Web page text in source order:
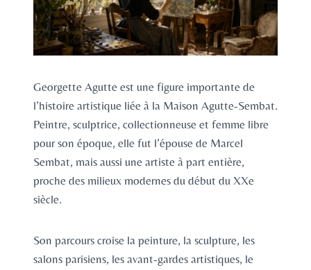
Georgette Agutte est une figure importante de
l’histoire artistique liée à la Maison Agutte-Sembat.
Peintre, sculptrice, collectionneuse et femme libre
pour son époque, elle fut l’épouse de Marcel
Sembat, mais aussi une artiste à part entière,
proche des milieux modernes du début du XXe
siècle.
Son parcours croise la peinture, la sculpture, les
salons parisiens, les avant-gardes artistiques, le